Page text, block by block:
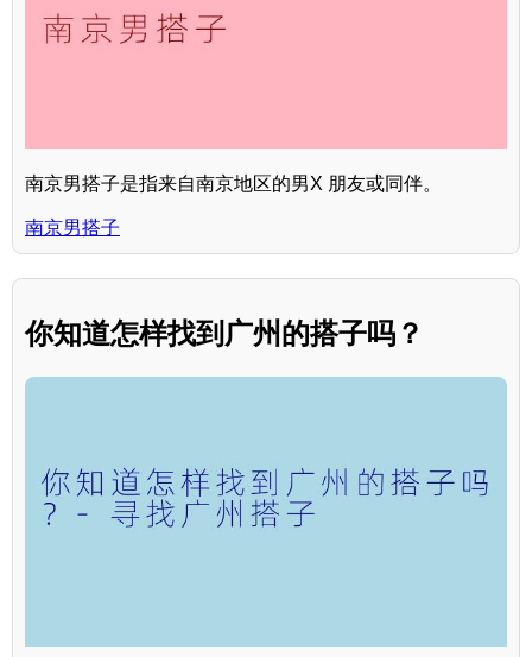
南京男搭子是指来自南京地区的男X 朋友或同伴。
南京男搭子
你知道怎样找到广州的搭子吗？